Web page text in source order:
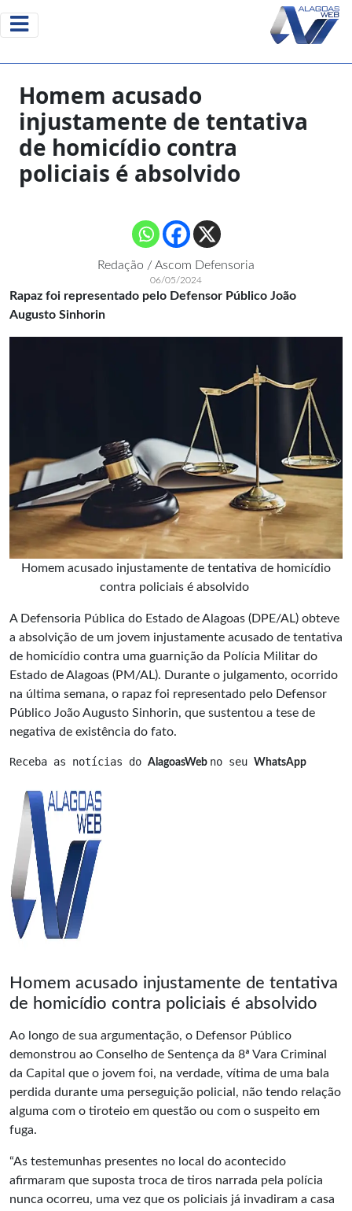
Homem acusado
injustamente de tentativa
de homicídio contra
policiais é absolvido
Redação / Ascom Defensoria
06/05/2024
Rapaz foi representado pelo Defensor Público João
Augusto Sinhorin
Homem acusado injustamente de tentativa de homicídio
contra policiais é absolvido
A Defensoria Pública do Estado de Alagoas (DPE/AL) obteve
a absolvição de um jovem injustamente acusado de tentativa
de homicídio contra uma guarnição da Polícia Militar do
Estado de Alagoas (PM/AL). Durante o julgamento, ocorrido
na última semana, o rapaz foi representado pelo Defensor
Público João Augusto Sinhorin, que sustentou a tese de
negativa de existência do fato.
Receba as notícias do AlagoasWeb no seu WhatsApp
Homem acusado injustamente de tentativa
de homicídio contra policiais é absolvido
Ao longo de sua argumentação, o Defensor Público
demonstrou ao Conselho de Sentença da 8ª Vara Criminal
da Capital que o jovem foi, na verdade, vítima de uma bala
perdida durante uma perseguição policial, não tendo relação
alguma com o tiroteio em questão ou com o suspeito em
fuga.
“As testemunhas presentes no local do acontecido
afirmaram que suposta troca de tiros narrada pela polícia
nunca ocorreu, uma vez que os policiais já invadiram a casa